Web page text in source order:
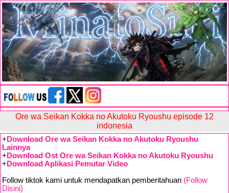
Ore wa Seikan Kokka no Akutoku Ryoushu episode 12
indonesia
+ Download Ore wa Seikan Kokka no Akutoku Ryoushu
Lainnya
+ Download Ost Ore wa Seikan Kokka no Akutoku Ryoushu
+ Download Aplikasi Pemutar Video
Follow tiktok kami untuk mendapatkan pemberitahuan (Follow
Disini)